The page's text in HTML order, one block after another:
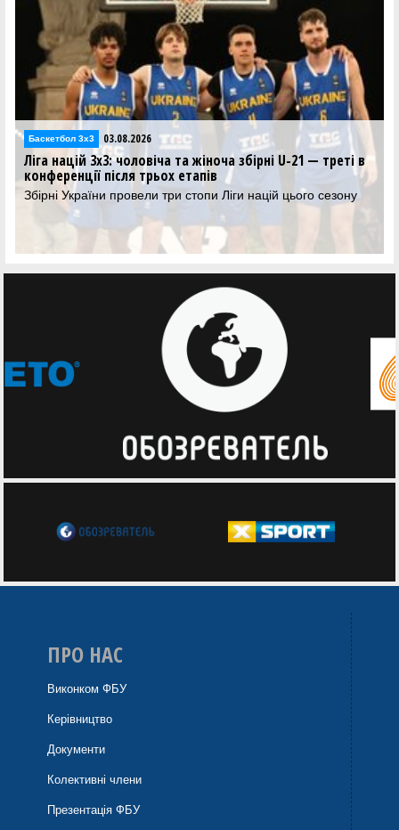
та жіноча збірні U-21 — треті в
трьох етапів
три стопи Ліги націй цього сезону
Баскетбол 3х3
Ліга націй 3х3:
хлопці програли
Результати матчів
Лізі націй 3х3
ПРО НАС
Виконком ФБУ
Керівництво
Документи
Колективні члени
Презентація ФБУ